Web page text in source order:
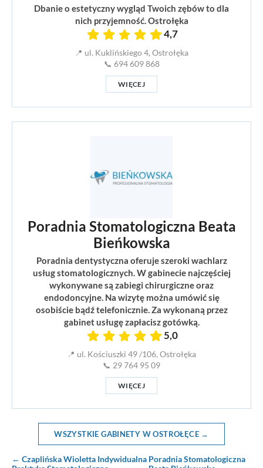
Dbanie o estetyczny wygląd Twoich zębów to dla
nich przyjemność. Ostrołęka
4,7
📍 ul. Kuklińskiego 4, Ostrołęka
📞 694 609 868
WIĘCEJ
Poradnia Stomatologiczna Beata
Bieńkowska
Poradnia dentystyczna oferuje szeroki wachlarz
usług stomatologicznych. W gabinecie najczęściej
wykonywane są zabiegi chirurgiczne oraz
endodoncyjne. Na wizytę można umówić się
osobiście bądź telefonicznie. Za wykonaną przez
gabinet usługę zapłacisz gotówką.
5,0
📍 ul. Kościuszki 49 /106, Ostrołęka
📞 29 764 95 09
WIĘCEJ
WSZYSTKIE GABINETY W OSTROŁĘCE →
← Czaplińska Wioletta Indywidualna Poradnia Stomatologiczna